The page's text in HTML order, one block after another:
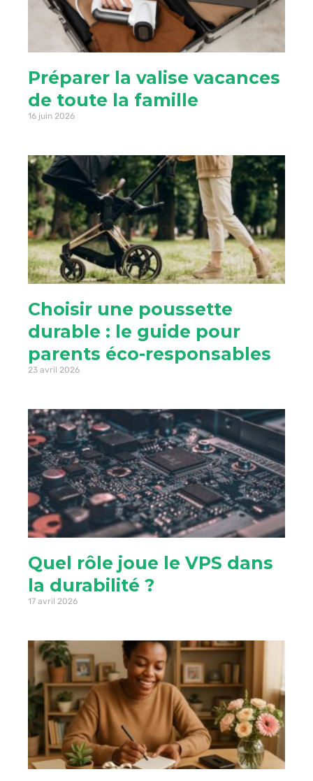
Préparer la valise vacances
de toute la famille
16 juin 2026
Choisir une poussette
durable : le guide pour
parents éco-responsables
23 avril 2026
Quel rôle joue le VPS dans
la durabilité ?
17 avril 2026